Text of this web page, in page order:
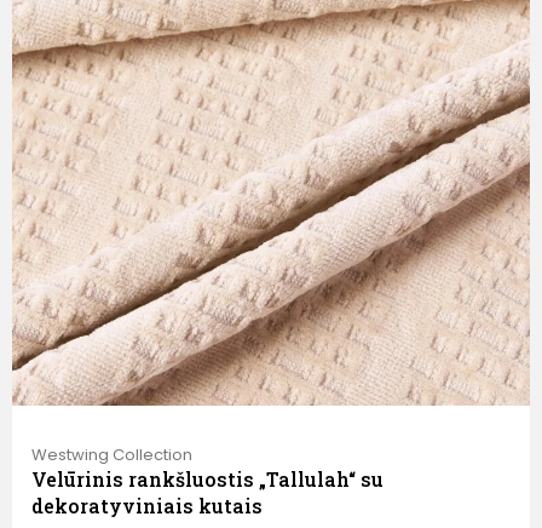
Westwing Collection
Velūrinis rankšluostis „Tallulah“ su
dekoratyviniais kutais